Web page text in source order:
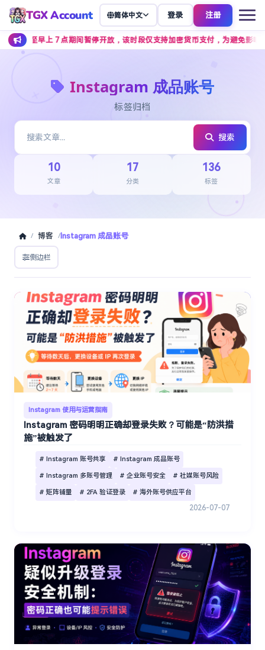
TGX Account 简体中文 登录 注册
早上 7 点期间暂停开放，该时段仅支持加密货币支付，为避免影响正常下单
Instagram 成品账号
标签归档
搜索
10
文章
17
分类
136
标签
/ 博客 / Instagram 成品账号
侧边栏
Instagram 使用与运营指南
Instagram 密码明明正确却登录失败？可能是“防洪措
施”被触发了
# Instagram 账号共享 # Instagram 成品账号
# Instagram 多账号管理 # 企业账号安全 # 社媒账号风险
# 矩阵铺量 # 2FA 验证登录 # 海外账号供应平台
2026-07-07